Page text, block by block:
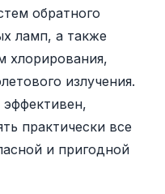
обратного
ламп, а также
хлорирования,
излучения.
практически все
и пригодной